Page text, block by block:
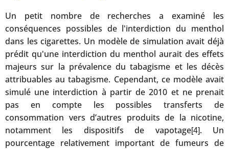
Un petit nombre de recherches a examiné les
conséquences possibles de l'interdiction du menthol
dans les cigarettes. Un modèle de simulation avait déjà
prédit qu'une interdiction du menthol aurait des effets
majeurs sur la prévalence du tabagisme et les décès
attribuables au tabagisme. Cependant, ce modèle avait
simulé une interdiction à partir de 2010 et ne prenait
pas en compte les possibles transferts de
consommation vers d’autres produits de la nicotine,
notamment les dispositifs de vapotage[4]. Un
pourcentage relativement important de fumeurs de